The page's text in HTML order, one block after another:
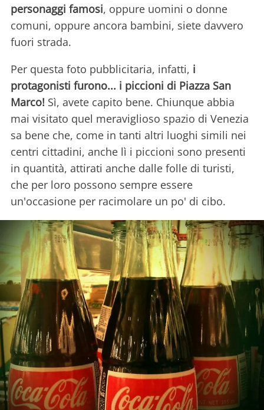
personaggi famosi, oppure uomini o donne
comuni, oppure ancora bambini, siete davvero
fuori strada.
Per questa foto pubblicitaria, infatti, i
protagonisti furono... i piccioni di Piazza San
Marco! Sì, avete capito bene. Chiunque abbia
mai visitato quel meraviglioso spazio di Venezia
sa bene che, come in tanti altri luoghi simili nei
centri cittadini, anche lì i piccioni sono presenti
in quantità, attirati anche dalle folle di turisti,
che per loro possono sempre essere
un'occasione per racimolare un po' di cibo.